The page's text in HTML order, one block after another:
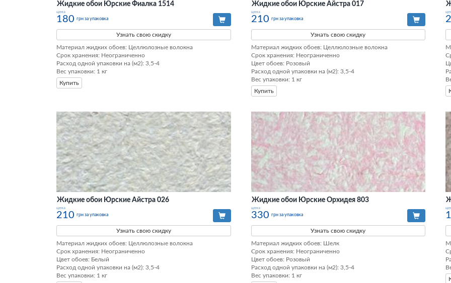
Жидкие обои Юрские Фиалка 1514
цена
180 грн за упаковка
Узнать свою скидку
Материал жидких обоев: Целлюлозные волокна
Срок хранения: Неограниченно
Расход одной упаковки на (м2): 3,5-4
Вес упаковки: 1 кг
Купить
Жидкие обои Юрские Айстра 017
цена
210 грн за упаковка
Узнать свою скидку
Материал жидких обоев: Целлюлозные волокна
Срок хранения: Неограниченно
Цвет обоев: Розовый
Расход одной упаковки на (м2): 3,5-4
Вес упаковки: 1 кг
Купить
Жидкие обои Юрские Айстра 026
цена
210 грн за упаковка
Узнать свою скидку
Материал жидких обоев: Целлюлозные волокна
Срок хранения: Неограниченно
Цвет обоев: Белый
Расход одной упаковки на (м2): 3,5-4
Вес упаковки: 1 кг
Жидкие обои Юрские Орхидея 803
цена
330 грн за упаковка
Узнать свою скидку
Материал жидких обоев: Шелк
Срок хранения: Неограниченно
Цвет обоев: Розовый
Расход одной упаковки на (м2): 3,5-4
Вес упаковки: 1 кг